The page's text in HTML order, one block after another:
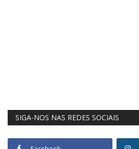
SIGA-NOS NAS REDES SOCIAIS